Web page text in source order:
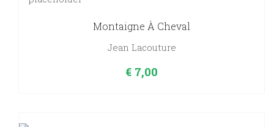
Montaigne À Cheval
Jean Lacouture
€ 7,00